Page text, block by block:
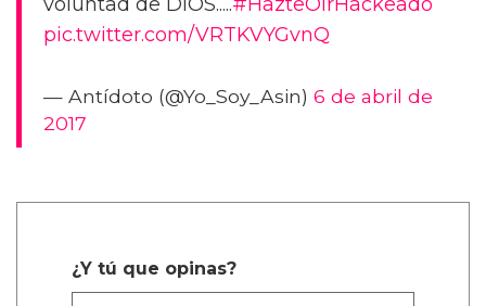
pic.twitter.com/VRTKVYGvnQ
— Antídoto (@Yo_Soy_Asin) 6 de abril de
2017
¿Y tú que opinas?